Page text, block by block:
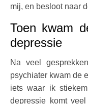
mij, en besloot naar
Toen kwam
depressie
Na veel
psychiater kwam de
iets waar ik
depressie komt